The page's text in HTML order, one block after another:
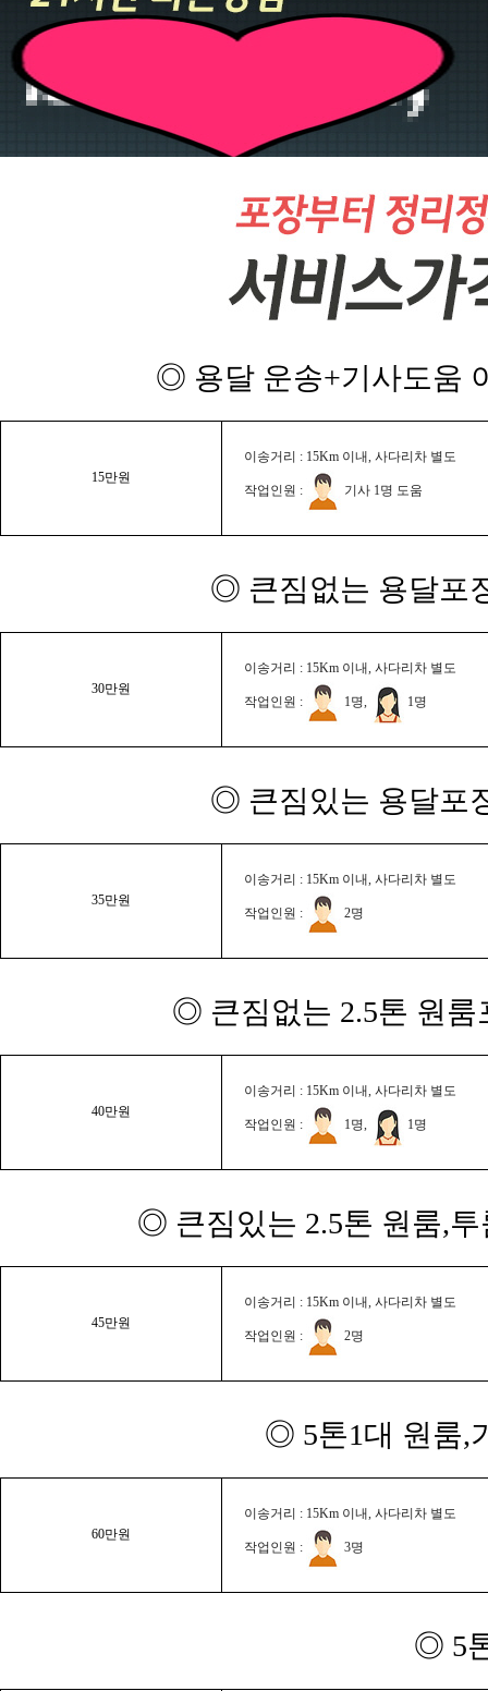
◎ 용달 운송+기사도움
15만원
이송거리 : 15Km 이내, 사다리차 별도
작업인원 : 기사 1명 도움
◎ 큰짐없는 용달포
30만원
이송거리 : 15Km 이내, 사다리차 별도
작업인원 : 1명, 1명
◎ 큰짐있는 용달포
35만원
이송거리 : 15Km 이내, 사다리차 별도
작업인원 : 2명
◎ 큰짐없는 2.5톤 원룸
40만원
이송거리 : 15Km 이내, 사다리차 별도
작업인원 : 1명, 1명
◎ 큰짐있는 2.5톤 원룸,
45만원
이송거리 : 15Km 이내, 사다리차 별도
작업인원 : 2명
◎ 5톤1대 원룸,
60만원
이송거리 : 15Km 이내, 사다리차 별도
작업인원 : 3명
◎ 5